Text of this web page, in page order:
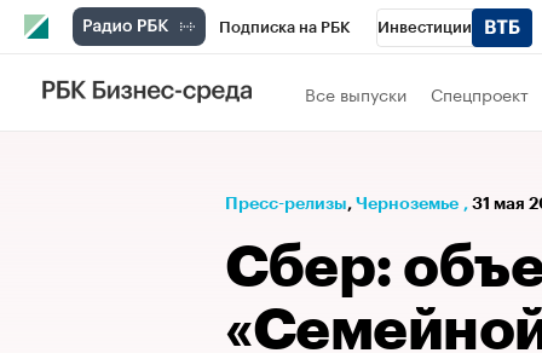
Подписка на РБК Инвестиции
РБК Вино
Проверка контрагентов Политика
Все выпуски Спецпроект
Пресс-релизы⁠, Черноземье , 31 мая
Сбер: